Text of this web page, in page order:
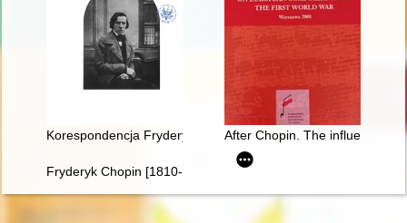
Korespondencja Fryderyka Chopina. T. 3 cz. 2,
After Chopin. The influence of
Fryderyk Chopin [1810-1949]